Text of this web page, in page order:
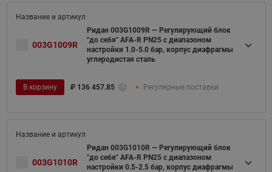
003G1009R
Ридан 003G1009R — Регулирующий блок
"до себя" AFA-R PN25 с диапазоном
настройки 1.0-5.0 бар, корпус диафрагмы
углеродистая сталь
В корзину ₽ 136 457.85 Регулярные поставки
003G1010R
Ридан 003G1010R — Регулирующий блок
"до себя" AFA-R PN25 с диапазоном
настройки 0.5-2.5 бар, корпус диафрагмы